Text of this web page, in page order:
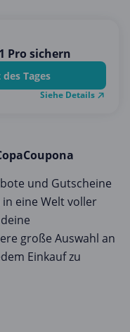
Pro sichern
Tages
Siehe Details
und Gutscheine
eine Welt voller
große Auswahl an
Einkauf zu